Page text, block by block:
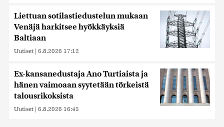
Liettuan sotilastiedustelun mukaan
Venäjä harkitsee hyökkäyksiä
Baltiaan
Uutiset | 6.8.2026 17:12
Ex-kansanedustaja Ano Turtiaista ja
hänen vaimoaan syytetään törkeistä
talousrikoksista
Uutiset | 6.8.2026 16:45